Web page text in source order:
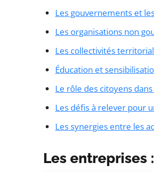
Les gouvernements et
Les organisations non
Les collectivités
Éducation et
Le rôle des citoyens
Les défis à relever pour
Les synergies entre les
Les entreprises